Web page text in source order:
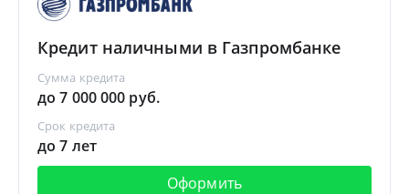
Кредит наличными в Газпромбанке
Сумма кредита
до 7 000 000 руб.
Срок кредита
до 7 лет
Оформить